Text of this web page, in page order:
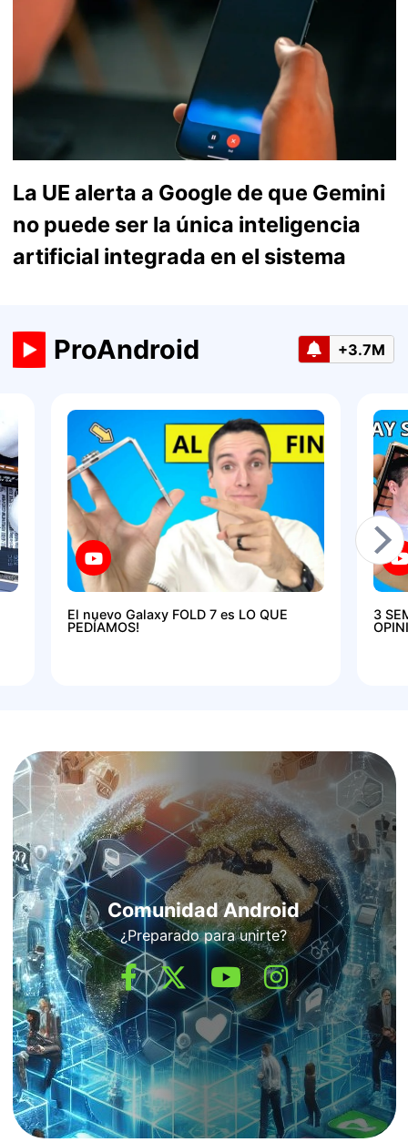
La UE alerta a Google de que Gemini
no puede ser la única inteligencia
artificial integrada en el sistema
ProAndroid +3.7M
El nuevo Galaxy FOLD 7 es LO QUE
PEDÍAMOS!
3
Comunidad Android
¿Preparado para unirte?